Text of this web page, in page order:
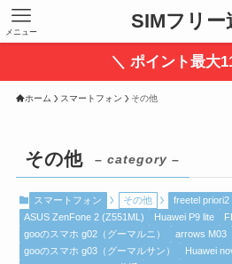
SIMフリー
メニュー
＼ ポイント最大
ホーム スマートフォン その他
その他 – category –
スマートフォン その他 freetel priori2
ASUS ZenFone 2 (Z551ML)
Huawei P9 lite
gooのスマホ g02（グーマルニ）
arrows M03
gooのスマホ g03（グーマルサン）
Huawei